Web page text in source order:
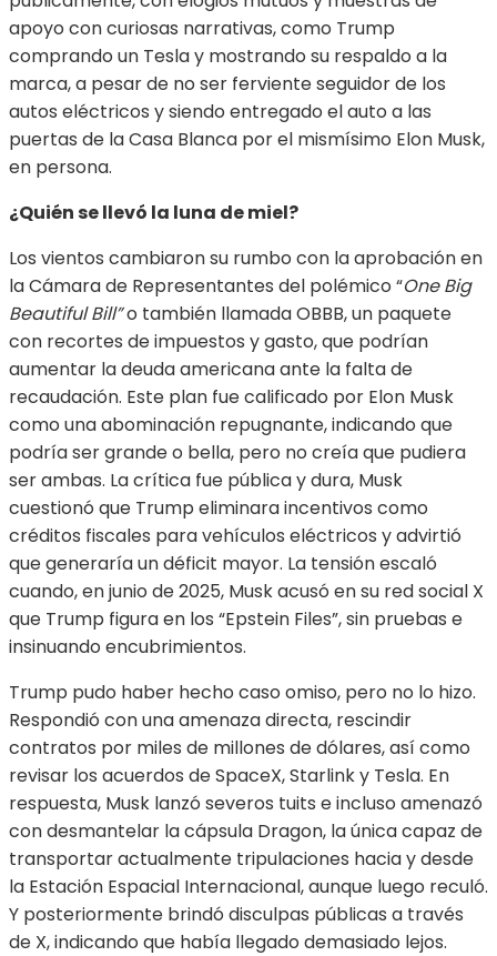
apoyo con curiosas narrativas, como Trump
comprando un Tesla y mostrando su respaldo a la
marca, a pesar de no ser ferviente seguidor de los
autos eléctricos y siendo entregado el auto a las
puertas de la Casa Blanca por el mismísimo Elon Musk,
en persona.
¿Quién se llevó la luna de miel?
Los vientos cambiaron su rumbo con la aprobación en
la Cámara de Representantes del polémico “One Big
Beautiful Bill”o también llamada OBBB, un paquete
con recortes de impuestos y gasto, que podrían
aumentar la deuda americana ante la falta de
recaudación. Este plan fue calificado por Elon Musk
como una abominación repugnante, indicando que
podría ser grande o bella, pero no creía que pudiera
ser ambas. La crítica fue pública y dura, Musk
cuestionó que Trump eliminara incentivos como
créditos fiscales para vehículos eléctricos y advirtió
que generaría un déficit mayor. La tensión escaló
cuando, en junio de 2025, Musk acusó en su red social X
que Trump figura en los “Epstein Files”, sin pruebas e
insinuando encubrimientos.
Trump pudo haber hecho caso omiso, pero no lo hizo.
Respondió con una amenaza directa, rescindir
contratos por miles de millones de dólares, así como
revisar los acuerdos de SpaceX, Starlink y Tesla. En
respuesta, Musk lanzó severos tuits e incluso amenazó
con desmantelar la cápsula Dragon, la única capaz de
transportar actualmente tripulaciones hacia y desde
la Estación Espacial Internacional, aunque luego reculó.
Y posteriormente brindó disculpas públicas a través
de X, indicando que había llegado demasiado lejos.